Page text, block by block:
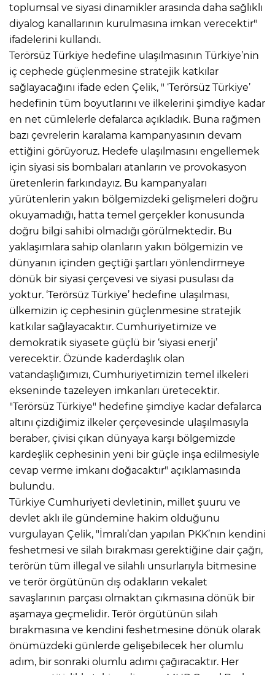
toplumsal ve siyasi dinamikler arasında daha sağlıklı
diyalog kanallarının kurulmasına imkan verecektir"
ifadelerini kullandı.
Terörsüz Türkiye hedefine ulaşılmasının Türkiye’nin
iç cephede güçlenmesine stratejik katkılar
sağlayacağını ifade eden Çelik, " ‘Terörsüz Türkiye’
hedefinin tüm boyutlarını ve ilkelerini şimdiye kadar
en net cümlelerle defalarca açıkladık. Buna rağmen
bazı çevrelerin karalama kampanyasının devam
ettiğini görüyoruz. Hedefe ulaşılmasını engellemek
için siyasi sis bombaları atanların ve provokasyon
üretenlerin farkındayız. Bu kampanyaları
yürütenlerin yakın bölgemizdeki gelişmeleri doğru
okuyamadığı, hatta temel gerçekler konusunda
doğru bilgi sahibi olmadığı görülmektedir. Bu
yaklaşımlara sahip olanların yakın bölgemizin ve
dünyanın içinden geçtiği şartları yönlendirmeye
dönük bir siyasi çerçevesi ve siyasi pusulası da
yoktur. ‘Terörsüz Türkiye’ hedefine ulaşılması,
ülkemizin iç cephesinin güçlenmesine stratejik
katkılar sağlayacaktır. Cumhuriyetimize ve
demokratik siyasete güçlü bir ‘siyasi enerji’
verecektir. Özünde kaderdaşlık olan
vatandaşlığımızı, Cumhuriyetimizin temel ilkeleri
ekseninde tazeleyen imkanları üretecektir.
"Terörsüz Türkiye" hedefine şimdiye kadar defalarca
altını çizdiğimiz ilkeler çerçevesinde ulaşılmasıyla
beraber, çivisi çıkan dünyaya karşı bölgemizde
kardeşlik cephesinin yeni bir güçle inşa edilmesiyle
cevap verme imkanı doğacaktır" açıklamasında
bulundu.
Türkiye Cumhuriyeti devletinin, millet şuuru ve
devlet aklı ile gündemine hakim olduğunu
vurgulayan Çelik, "İmralı’dan yapılan PKK’nın kendini
feshetmesi ve silah bırakması gerektiğine dair çağrı,
terörün tüm illegal ve silahlı unsurlarıyla bitmesine
ve terör örgütünün dış odakların vekalet
savaşlarının parçası olmaktan çıkmasına dönük bir
aşamaya geçmelidir. Terör örgütünün silah
bırakmasına ve kendini feshetmesine dönük olarak
önümüzdeki günlerde gelişebilecek her olumlu
adım, bir sonraki olumlu adımı çağıracaktır. Her